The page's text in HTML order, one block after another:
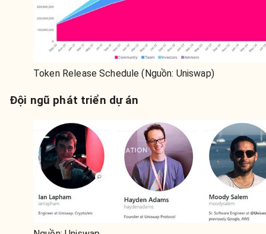
Token Release Schedule (Nguồn: Uniswap)
Đội ngũ phát triển dự án